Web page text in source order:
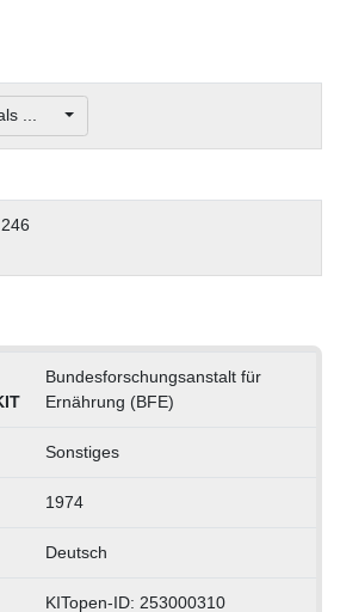
als ...
Bundesforschungsanstalt für
Ernährung (BFE)
Sonstiges
1974
Deutsch
KITopen-ID: 253000310